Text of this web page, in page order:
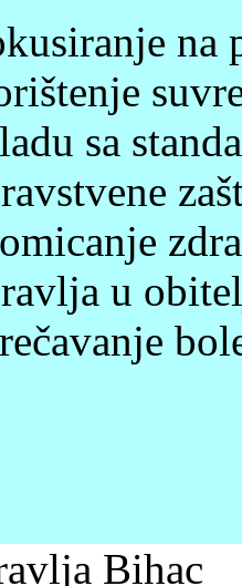
na
sa
u
Bihac